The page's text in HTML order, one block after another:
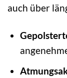
auch über